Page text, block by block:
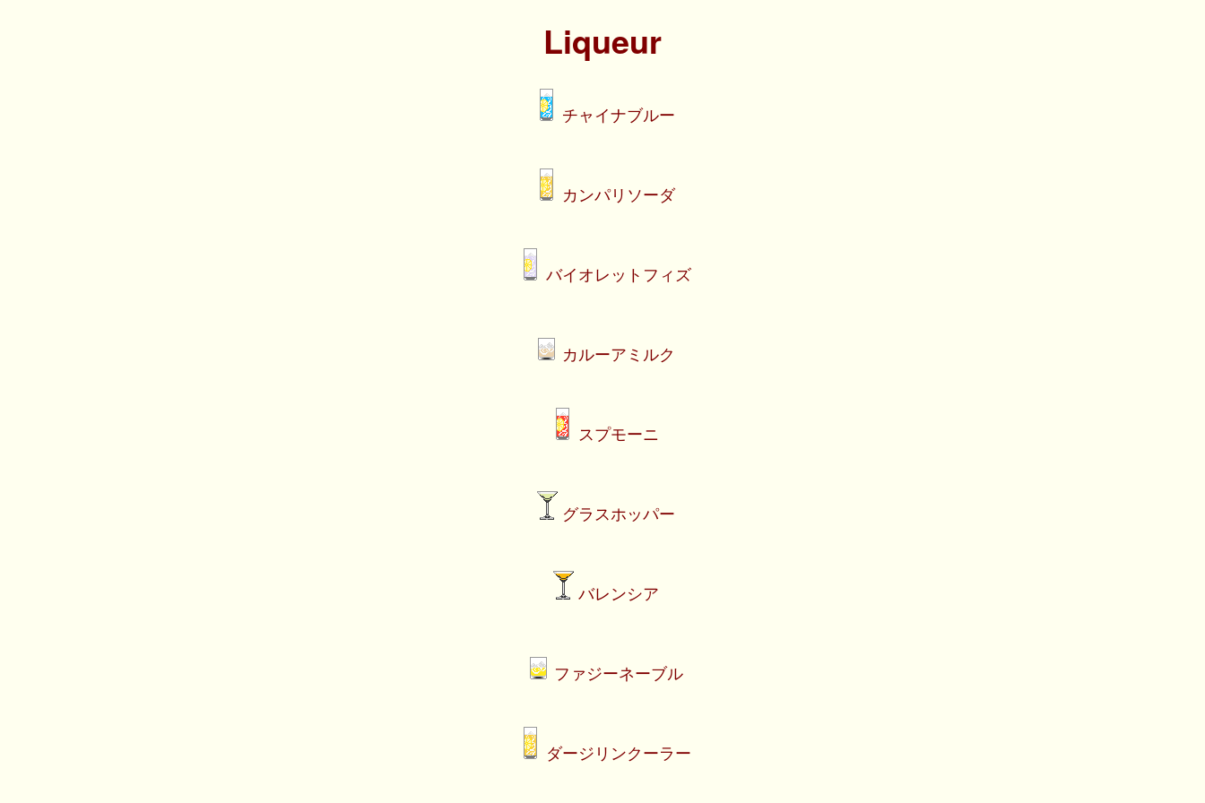
Liqueur
チャイナブルー
カンパリソーダ
バイオレットフィズ
カルーアミルク
スプモーニ
グラスホッパー
バレンシア
ファジーネーブル
ダージリンクーラー